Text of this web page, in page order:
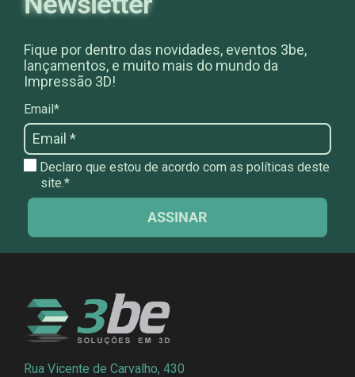
Fique por dentro das novidades, eventos 3be,
lançamentos, e muito mais do mundo da
Impressão 3D!
Email*
Declaro que estou de acordo com as políticas deste
site.*
ASSINAR
Rua Vicente de Carvalho, 430